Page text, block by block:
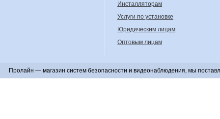
Инсталляторам
Услуги по установке
Юридическим лицам
Оптовым лицам
Пролайн — магазин систем безопасности и видеонаблюдения, мы